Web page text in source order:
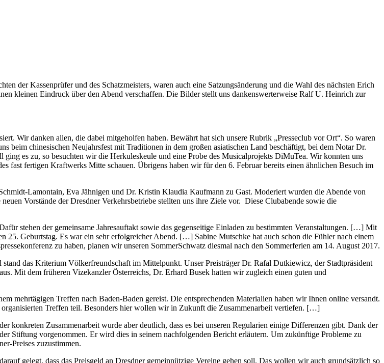
der Kassenprüfer und des Schatzmeisters, waren auch eine Satzungsänderung und die Wahl des nächsten Erich
kleinen Eindruck über den Abend verschaffen. Die Bilder stellt uns dankenswerterweise Ralf U. Heinrich zur
Wir danken allen, die dabei mitgeholfen haben. Bewährt hat sich unsere Rubrik „Presseclub vor Ort“. So waren
chinesischen Neujahrsfest mit Traditionen in dem großen asiatischen Land beschäftigt, bei dem Notar Dr.
es zu, so besuchten wir die Herkuleskeule und eine Probe des Musicalprojekts DiMuTea. Wir konnten uns
fast fertigen Kraftwerks Mitte schauen. Übrigens haben wir für den 6. Februar bereits einen ähnlichen Besuch im
Lamontain, Eva Jähnigen und Dr. Kristin Klaudia Kaufmann zu Gast. Moderiert wurden die Abende von
Vorstände der Dresdner Verkehrsbetriebe stellten uns ihre Ziele vor. Diese Clubabende sowie die
stehen der gemeinsame Jahresauftakt sowie das gegenseitige Einladen zu bestimmten Veranstaltungen. […] Mit
25. Geburtstag. Es war ein sehr erfolgreicher Abend. […] Sabine Mutschke hat auch schon die Fühler nach einem
zu haben, planen wir unseren SommerSchwatz diesmal nach den Sommerferien am 14. August 2017.
das Kriterium Völkerfreundschaft im Mittelpunkt. Unser Preisträger Dr. Rafal Dutkiewicz, der Stadtpräsident
Mit dem früheren Vizekanzler Österreichs, Dr. Erhard Busek hatten wir zugleich einen guten und
mehrtägigen Treffen nach Baden-Baden gereist. Die entsprechenden Materialien haben wir Ihnen online versandt.
Treffen teil. Besonders hier wollen wir in Zukunft die Zusammenarbeit vertiefen. […]
konkreten Zusammenarbeit wurde aber deutlich, dass es bei unseren Regularien einige Differenzen gibt. Dank der
Stiftung vorgenommen. Er wird dies in seinem nachfolgenden Bericht erläutern. Um zukünftige Probleme zu
Preises zuzustimmen.
gelegt, dass das Preisgeld an Dresdner gemeinnützige Vereine gehen soll. Das wollen wir auch grundsätzlich so